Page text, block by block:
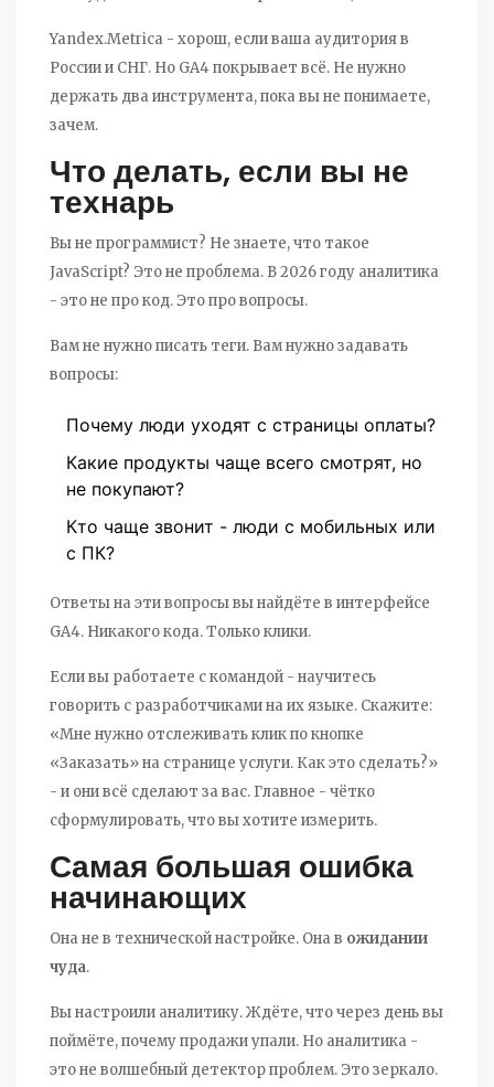
Yandex.Metrica - хорош, если ваша аудитория в
России и СНГ. Но GA4 покрывает всё. Не нужно
держать два инструмента, пока вы не понимаете,
зачем.
Что делать, если вы не
технарь
Вы не программист? Не знаете, что такое
JavaScript? Это не проблема. В 2026 году аналитика
- это не про код. Это про вопросы.
Вам не нужно писать теги. Вам нужно задавать
вопросы:
Почему люди уходят с страницы оплаты?
Какие продукты чаще всего смотрят, но
не покупают?
Кто чаще звонит - люди с мобильных или
с ПК?
Ответы на эти вопросы вы найдёте в интерфейсе
GA4. Никакого кода. Только клики.
Если вы работаете с командой - научитесь
говорить с разработчиками на их языке. Скажите:
«Мне нужно отслеживать клик по кнопке
«Заказать» на странице услуги. Как это сделать?»
- и они всё сделают за вас. Главное - чётко
сформулировать, что вы хотите измерить.
Самая большая ошибка
начинающих
Она не в технической настройке. Она в ожидании
чуда.
Вы настроили аналитику. Ждёте, что через день вы
поймёте, почему продажи упали. Но аналитика -
это не волшебный детектор проблем. Это зеркало.